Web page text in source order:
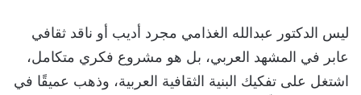
ليس الدكتور عبدالله الغذامي مجرد أديب أو ناقد ثقافي
عابر في المشهد العربي، بل هو مشروع فكري متكامل،
اشتغل على تفكيك البنية الثقافية العربية، وذهب عميقًا في